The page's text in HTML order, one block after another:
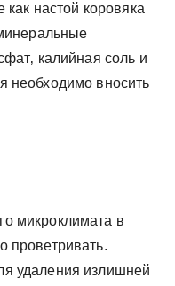
как настой коровяка
калийная соль и
необходимо вносить
микроклимата в
проветривать.
удаления излишней